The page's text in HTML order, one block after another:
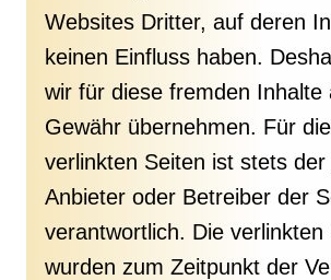
Websites Dritter, auf deren
keinen Einfluss haben.
wir für diese fremden Inhalte
Gewähr übernehmen. Für
verlinkten Seiten ist stets der
Anbieter oder Betreiber der
verantwortlich. Die verlinkten
wurden zum Zeitpunkt der